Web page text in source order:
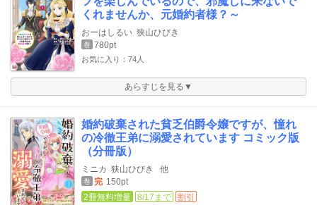
くれませんか、元婚約者様？～
おーはしるい 狭山ひびき
巻 780pt
お気に入り：74人
あらすじを見る▼
婚約破棄された貧乏伯爵令嬢ですが、憧れ
の冷徹王弟に溺愛されています コミック版
（分冊版）
ミニカ 狭山ひびき 他
巻 完 150pt
2冊無料増量
8/17まで 割引